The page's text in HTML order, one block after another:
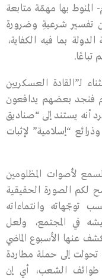
المنوط بها مهمّة متابعة
تفسير شرعيةِ وضرورة
بما فيه الكفاية،
تباعًا.
لـ”القادة العسكريين
فنجد بعضهم يدافعون
أنه يستند إلى “صناديق
“إسلامية” لإثبات
لأصوات المظلومين
لكم الصورة الحقيقية
وانتماءاته
في المجتمع، ولعل
عنها الأسبوع الماضي
إلى حملة مطاردة
الشعب، أي إن